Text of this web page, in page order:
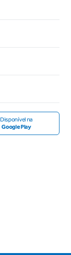
Disponível na
Google Play